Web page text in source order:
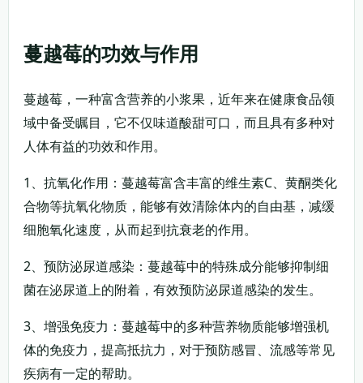
蔓越莓的功效与作用
蔓越莓，一种富含营养的小浆果，近年来在健康食品领
域中备受瞩目，它不仅味道酸甜可口，而且具有多种对
人体有益的功效和作用。
1、抗氧化作用：蔓越莓富含丰富的维生素C、黄酮类化
合物等抗氧化物质，能够有效清除体内的自由基，减缓
细胞氧化速度，从而起到抗衰老的作用。
2、预防泌尿道感染：蔓越莓中的特殊成分能够抑制细
菌在泌尿道上的附着，有效预防泌尿道感染的发生。
3、增强免疫力：蔓越莓中的多种营养物质能够增强机
体的免疫力，提高抵抗力，对于预防感冒、流感等常见
疾病有一定的帮助。